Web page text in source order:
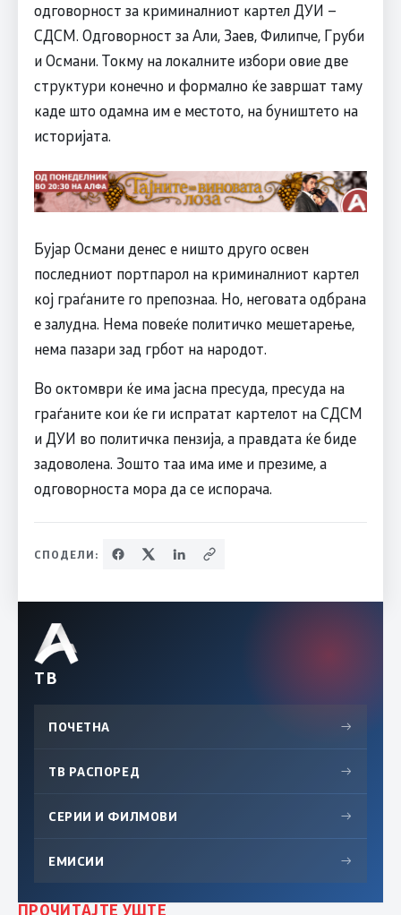
одговорност за криминалниот картел ДУИ –
СДСМ. Одговорност за Али, Заев, Филипче, Груби
и Османи. Токму на локалните избори овие две
структури конечно и формално ќе завршат таму
каде што одамна им е местото, на буништето на
историјата.
Бујар Османи денес е ништо друго освен
последниот портпарол на криминалниот картел
кој граѓаните го препознаа. Но, неговата одбрана
е залудна. Нема повеќе политичко мешетарење,
нема пазари зад грбот на народот.
Во октомври ќе има јасна пресуда, пресуда на
граѓаните кои ќе ги испратат картелот на СДСМ
и ДУИ во политичка пензија, а правдата ќе биде
задоволена. Зошто таа има име и презиме, а
одговорноста мора да се испорача.
СПОДЕЛИ:
ТВ
ПОЧЕТНА →
ТВ РАСПОРЕД →
СЕРИИ И ФИЛМОВИ →
ЕМИСИИ →
ПРОЧИТАЈТЕ УШТЕ